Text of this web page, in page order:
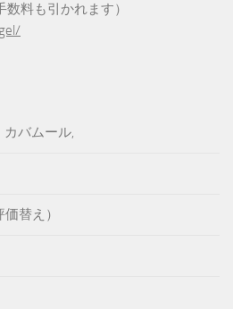
料も引かれます）
カバムール,
替え）